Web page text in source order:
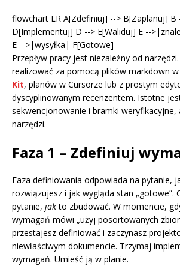
flowchart LR A[Zdefiniuj] --> B[Zaplanuj] B
D[Implementuj] D --> E[Waliduj] E --
E -->|wysyłka| F[Gotowe]
Przepływ pracy jest niezależny od
realizować za pomocą plików markdown w
Kit, planów w Cursorze lub z prostym
dyscyplinowanym recenzentem. Istotne
sekwencjonowanie i bramki weryfikacyjne,
narzędzi.
Faza 1 – Zdefiniuj
Faza definiowania odpowiada na pytanie,
rozwiązujesz i jak wygląda stan „gotowe”.
pytanie, jakto zbudować. W momencie,
wymagań mówi „użyj posortowanych
przestajesz definiować i zaczynasz
niewłaściwym dokumencie. Trzymaj
wymagań. Umieść ją w planie.